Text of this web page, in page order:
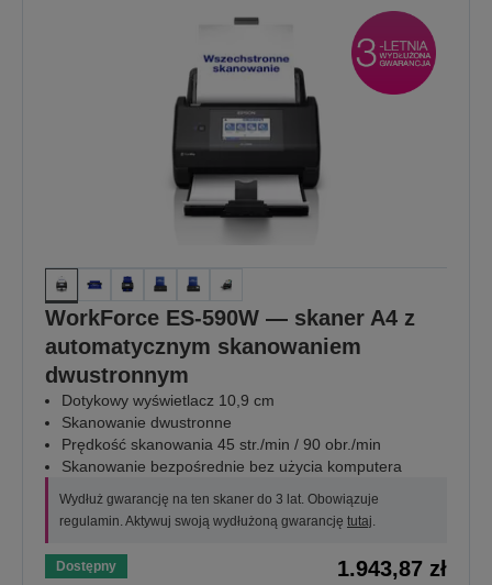
WorkForce ES-590W — skaner A4 z
automatycznym skanowaniem
dwustronnym
Dotykowy wyświetlacz 10,9 cm
Skanowanie dwustronne
Prędkość skanowania 45 str./min / 90 obr./min
Skanowanie bezpośrednie bez użycia komputera
Wydłuż gwarancję na ten skaner do 3 lat. Obowiązuje
regulamin. Aktywuj swoją wydłużoną gwarancję tutaj
Dostępny 1.943,87 zł